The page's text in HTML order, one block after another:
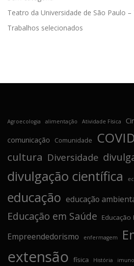
Teatro da Universidade de São Paulo –
Trabalhos selecionados
Agroecologia alimentação Atividade Física
comunicação Comunidade
cultura Diversidade
divulgação científica
educação educação
Educação em Saúde Educação
Empreendedorismo enfermagem
extensão física História